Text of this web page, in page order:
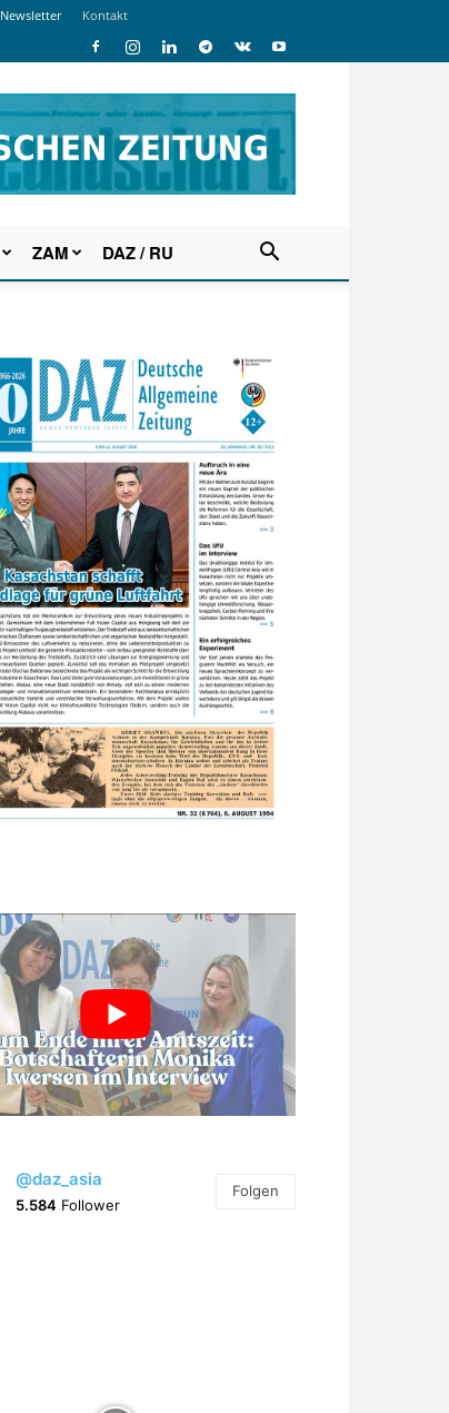
Newsletter Kontakt
ZAM DAZ / RU
@daz_asia
5.584 Follower
Folgen